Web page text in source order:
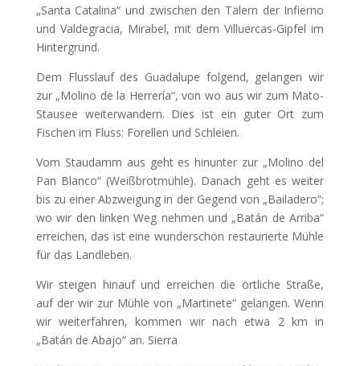
„Santa Catalina“ und zwischen den Tälern der Infierno
und Valdegracia, Mirabel, mit dem Villuercas-Gipfel im
Hintergrund.
Dem Flusslauf des Guadalupe folgend, gelangen wir
zur „Molino de la Herrería“, von wo aus wir zum Mato-
Stausee weiterwandern. Dies ist ein guter Ort zum
Fischen im Fluss: Forellen und Schleien.
Vom Staudamm aus geht es hinunter zur „Molino del
Pan Blanco“ (Weißbrotmühle). Danach geht es weiter
bis zu einer Abzweigung in der Gegend von „Bailadero“;
wo wir den linken Weg nehmen und „Batán de Arriba“
erreichen, das ist eine wunderschön restaurierte Mühle
für das Landleben.
Wir steigen hinauf und erreichen die örtliche Straße,
auf der wir zur Mühle von „Martinete“ gelangen. Wenn
wir weiterfahren, kommen wir nach etwa 2 km in
„Batán de Abajo“ an. Sierra